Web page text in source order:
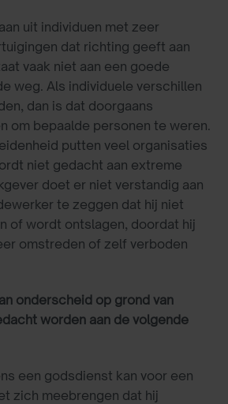
uit individuen met zeer
dat richting geeft aan
vaak niet aan een goede
weg. Als individuele verschillen
dan is dat doorgaans
om bepaalde personen te weren.
putten veel organisaties
niet gedacht aan extreme
doet er niet verstandig aan
te zeggen dat hij niet
of wordt ontslagen, doordat hij
omstreden of zelf verboden
onderscheid op grond van
worden aan de volgende
een godsdienst kan voor een
zich meebrengen dat hij